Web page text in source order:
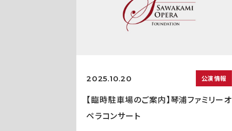
2025.10.20 公演情報
【臨時駐車場のご案内】琴浦ファミリーオ
ペラコンサート